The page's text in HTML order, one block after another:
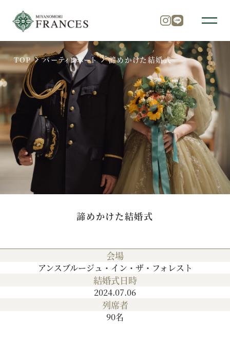
トップ
チャペル
パーティ
料理
TOP パーティレポート 諦めかけた結婚式
諦めかけた結婚式
会場
アンスブルージュ・イン・ザ・フォレスト
結婚式日時
2024.07.06
列席者
90名